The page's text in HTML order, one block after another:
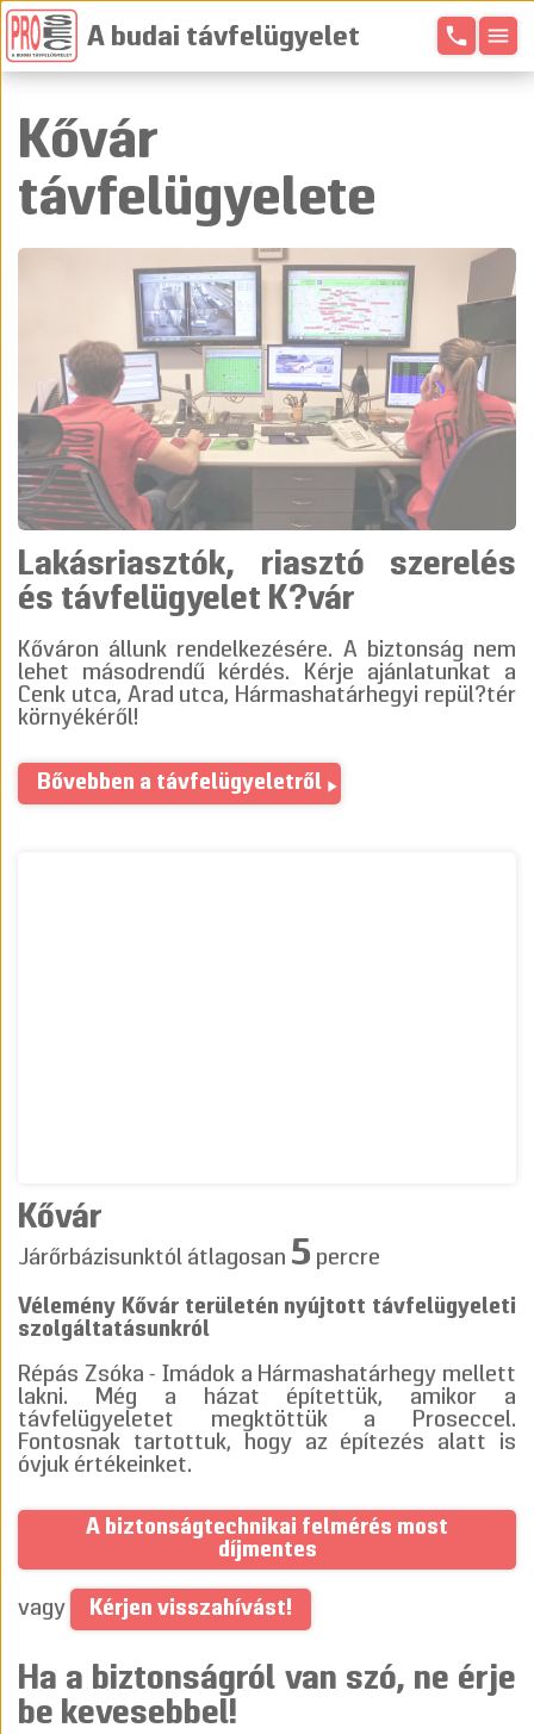
A budai távfelügyelet phone menu
Kővár
távfelügyelete
Lakásriasztók, riasztó szerelés
és távfelügyelet K?vár
Kőváron állunk rendelkezésére. A biztonság nem
lehet másodrendű kérdés. Kérje ajánlatunkat a
Cenk utca, Arad utca, Hármashatárhegyi repül?tér
környékéről!
Bővebben a távfelügyeletről
Kővár
Járőrbázisunktól átlagosan 5 percre
Vélemény Kővár területén nyújtott távfelügyeleti
szolgáltatásunkról
Répás Zsóka - Imádok a Hármashatárhegy mellett
lakni. Még a házat építettük, amikor a
távfelügyeletet megktöttük a Proseccel.
Fontosnak tartottuk, hogy az építezés alatt is
óvjuk értékeinket.
A biztonságtechnikai felmérés most
díjmentes
vagy Kérjen visszahívást!
Ha a biztonságról van szó, ne érje
be kevesebbel!